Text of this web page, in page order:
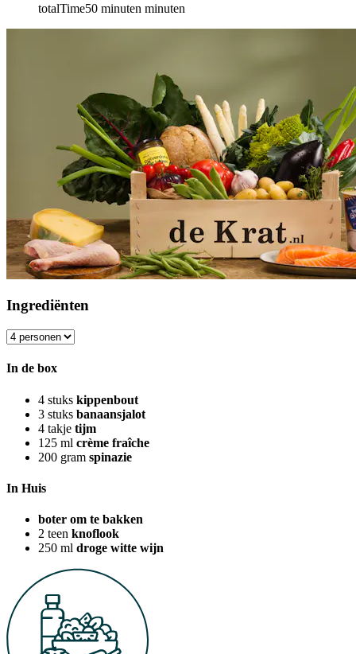
totalTime50 minuten minuten
Ingrediënten
In de box
4 stuks kippenbout
3 stuks banaansjalot
4 takje tijm
125 ml crème fraîche
200 gram spinazie
In Huis
boter om te bakken
2 teen knoflook
250 ml droge witte wijn